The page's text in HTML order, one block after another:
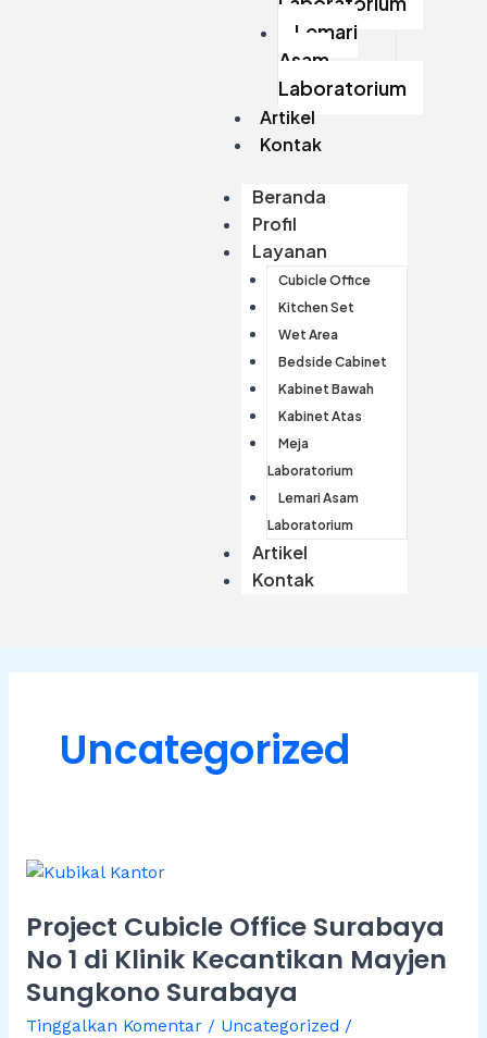
Lemari
Asam
Laboratorium
Artikel
Kontak
Beranda
Profil
Layanan
Cubicle Office
Kitchen Set
Wet Area
Bedside Cabinet
Kabinet Bawah
Kabinet Atas
Meja
Laboratorium
Lemari Asam
Laboratorium
Artikel
Kontak
Uncategorized
Project Cubicle Office Surabaya
No 1 di Klinik Kecantikan Mayjen
Sungkono Surabaya
Tinggalkan Komentar / Uncategorized /
Project
Office
Surabaya
No
1
di